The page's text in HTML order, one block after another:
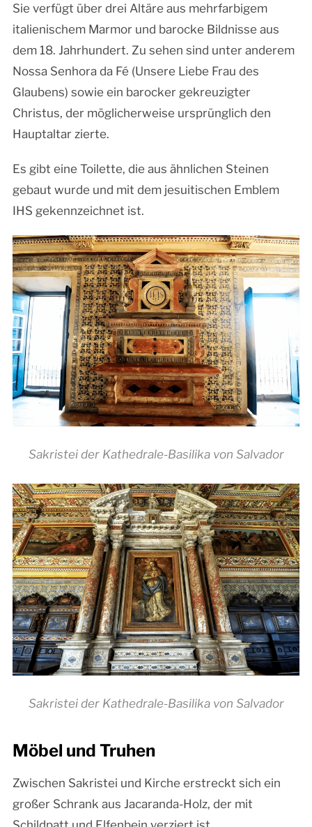
Sie verfügt über drei Altäre aus mehrfarbigem
italienischem Marmor und barocke Bildnisse aus
dem 18. Jahrhundert. Zu sehen sind unter anderem
Nossa Senhora da Fé (Unsere Liebe Frau des
Glaubens) sowie ein barocker gekreuzigter
Christus, der möglicherweise ursprünglich den
Hauptaltar zierte.
Es gibt eine Toilette, die aus ähnlichen Steinen
gebaut wurde und mit dem jesuitischen Emblem
IHS gekennzeichnet ist.
Sakristei der Kathedrale-Basilika von Salvador
Sakristei der Kathedrale-Basilika von Salvador
Möbel und Truhen
Zwischen Sakristei und Kirche erstreckt sich ein
großer Schrank aus Jacaranda-Holz, der mit